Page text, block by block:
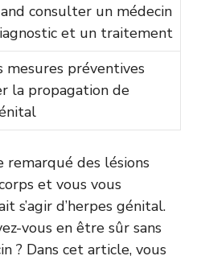
consulter un médecin
et un traitement
mesures préventives
la propagation de
des lésions
et vous vous
s’agir d’herpes génital.
vous en être sûr sans
? Dans cet article, vous